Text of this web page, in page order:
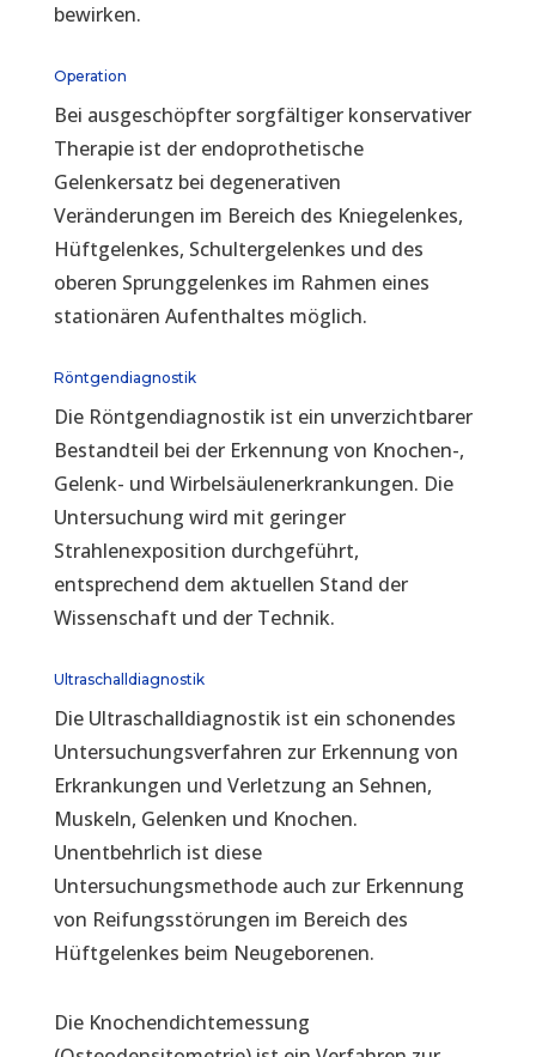
bewirken.
Operation
Bei ausgeschöpfter sorgfältiger konservativer
Therapie ist der endoprothetische
Gelenkersatz bei degenerativen
Veränderungen im Bereich des Kniegelenkes,
Hüftgelenkes, Schultergelenkes und des
oberen Sprunggelenkes im Rahmen eines
stationären Aufenthaltes möglich.
Röntgendiagnostik
Die Röntgendiagnostik ist ein unverzichtbarer
Bestandteil bei der Erkennung von Knochen-,
Gelenk- und Wirbelsäulenerkrankungen. Die
Untersuchung wird mit geringer
Strahlenexposition durchgeführt,
entsprechend dem aktuellen Stand der
Wissenschaft und der Technik.
Ultraschalldiagnostik
Die Ultraschalldiagnostik ist ein schonendes
Untersuchungsverfahren zur Erkennung von
Erkrankungen und Verletzung an Sehnen,
Muskeln, Gelenken und Knochen.
Unentbehrlich ist diese
Untersuchungsmethode auch zur Erkennung
von Reifungsstörungen im Bereich des
Hüftgelenkes beim Neugeborenen.
Die Knochendichtemessung